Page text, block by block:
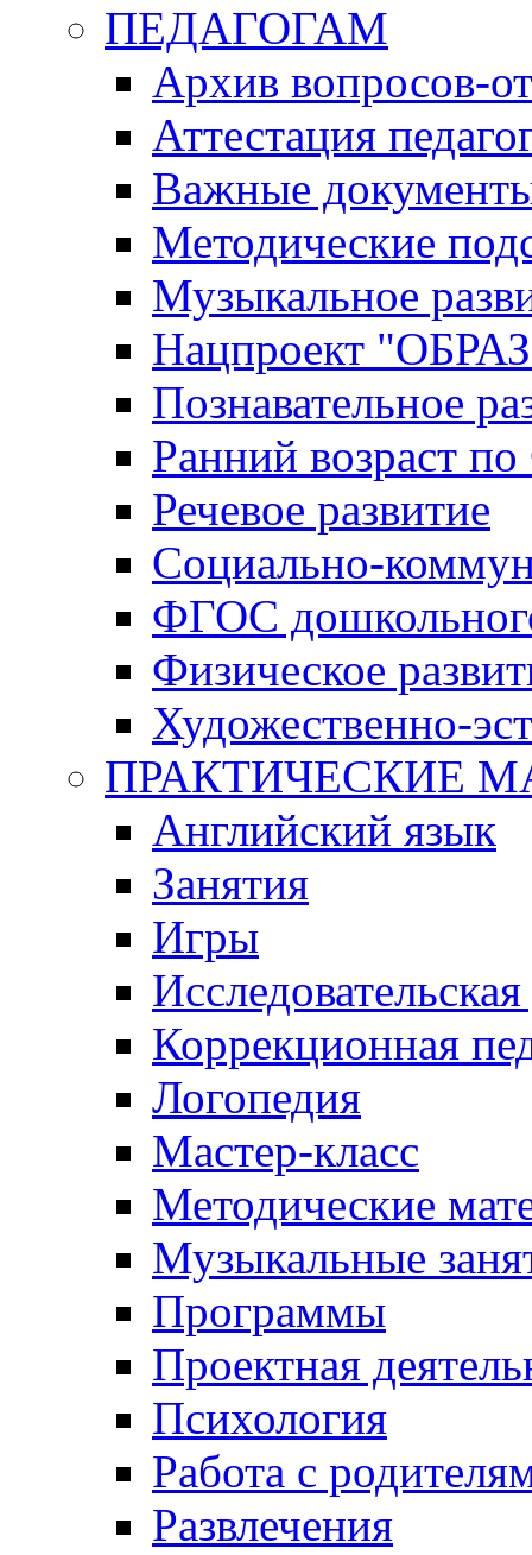
ПЕДАГОГАМ
Архив вопросов-
Аттестация
Важные
Методические
Музыкальное
Нацпроект
Познавательное
Ранний возраст
Речевое развитие
Социально-
ФГОС
Физическое
Художественно-
ПРАКТИЧЕСКИЕ
Английский язык
Занятия
Игры
Коррекционная
Логопедия
Мастер-класс
Методические
Музыкальные
Программы
Проектная
Психология
Работа с
Развлечения